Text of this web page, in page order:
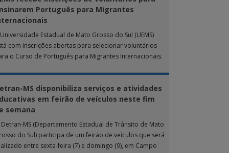
Português para Migrantes
Estadual de Mato Grosso do Sul (UEMS)
com inscrições abertas para selecionar voluntários
o Curso de Português para Migrantes Internacionais.
MS disponibiliza serviços e atividades
em feirão de veículos neste fim
semana
Detran-MS (Departamento Estadual de Trânsito de Mato
do Sul) participa de um feirão de veículos que será
entre sexta-feira (7) e domingo (9), em Campo